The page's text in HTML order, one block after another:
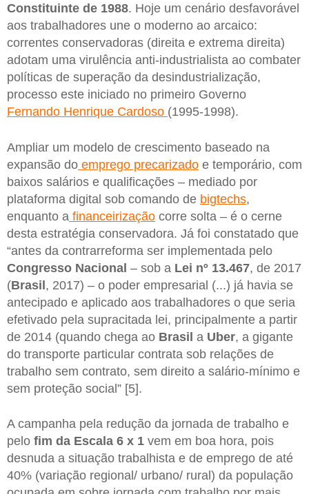
Constituinte de 1988. Hoje um cenário desfavorável
aos trabalhadores une o moderno ao arcaico:
correntes conservadoras (direita e extrema direita)
adotam uma virulência anti-industrialista ao combater
políticas de superação da desindustrialização,
processo este iniciado no primeiro Governo
Fernando Henrique Cardoso (1995-1998).
Ampliar um modelo de crescimento baseado na
expansão do emprego precarizado e temporário, com
baixos salários e qualificações – mediado por
plataforma digital sob comando de bigtechs,
enquanto a financeirização corre solta – é o cerne
desta estratégia conservadora. Já foi constatado que
“antes da contrarreforma ser implementada pelo
Congresso Nacional – sob a Lei nº 13.467, de 2017
(Brasil, 2017) – o poder empresarial (...) já havia se
antecipado e aplicado aos trabalhadores o que seria
efetivado pela supracitada lei, principalmente a partir
de 2014 (quando chega ao Brasil a Uber, a gigante
do transporte particular contrata sob relações de
trabalho sem contrato, sem direito a salário-mínimo e
sem proteção social” [5].
A campanha pela redução da jornada de trabalho e
pelo fim da Escala 6 x 1 vem em boa hora, pois
desnuda a situação trabalhista e de emprego de até
40% (variação regional/ urbano/ rural) da população